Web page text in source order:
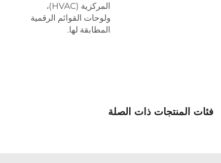
المركزية (HVAC)،
ولوحات القوائم الرقمية
المطابقة لها.
فئات المنتجات ذات الصلة